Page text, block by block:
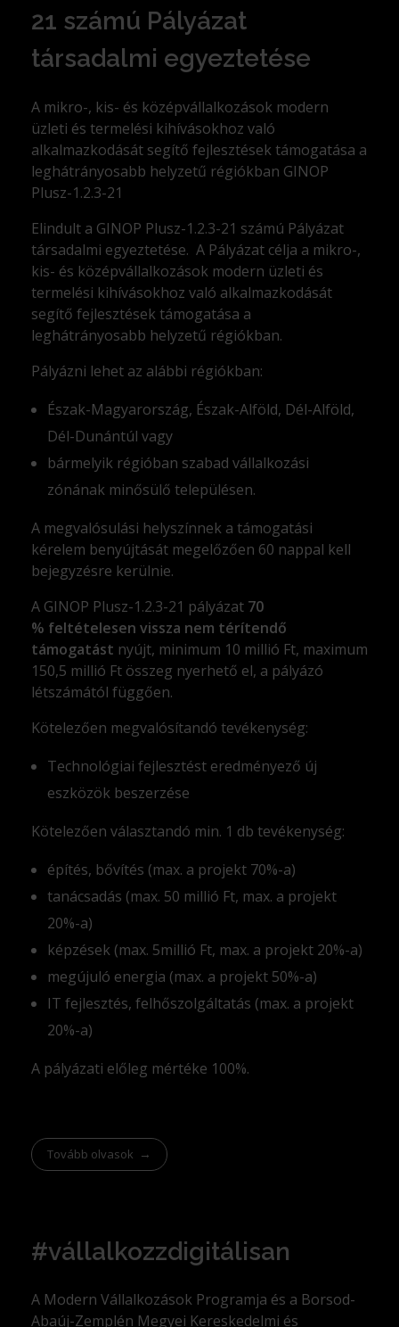
21 számú Pályázat
társadalmi egyeztetése
A mikro-, kis- és középvállalkozások modern
üzleti és termelési kihívásokhoz való
alkalmazkodását segítő fejlesztések támogatása a
leghátrányosabb helyzetű régiókban GINOP
Plusz-1.2.3-21
Elindult a GINOP Plusz-1.2.3-21 számú Pályázat
társadalmi egyeztetése. A Pályázat célja a mikro-,
kis- és középvállalkozások modern üzleti és
termelési kihívásokhoz való alkalmazkodását
segítő fejlesztések támogatása a
leghátrányosabb helyzetű régiókban.
Pályázni lehet az alábbi régiókban:
Észak-Magyarország, Észak-Alföld, Dél-Alföld,
Dél-Dunántúl vagy
bármelyik régióban szabad vállalkozási
zónának minősülő településen.
A megvalósulási helyszínnek a támogatási
kérelem benyújtását megelőzően 60 nappal kell
bejegyzésre kerülnie.
A GINOP Plusz-1.2.3-21 pályázat 70
% feltételesen vissza nem térítendő
támogatást nyújt, minimum 10 millió Ft, maximum
150,5 millió Ft összeg nyerhető el, a pályázó
létszámától függően.
Kötelezően megvalósítandó tevékenység:
Technológiai fejlesztést eredményező új
eszközök beszerzése
Kötelezően választandó min. 1 db tevékenység:
építés, bővítés (max. a projekt 70%-a)
tanácsadás (max. 50 millió Ft, max. a projekt
20%-a)
képzések (max. 5millió Ft, max. a projekt 20%-a)
megújuló energia (max. a projekt 50%-a)
IT fejlesztés, felhőszolgáltatás (max. a projekt
20%-a)
A pályázati előleg mértéke 100%.
Tovább olvasok
#vállalkozzdigitálisan
A Modern Vállalkozások Programja és a Borsod-
Abaúj-Zemplén Megyei Kereskedelmi és